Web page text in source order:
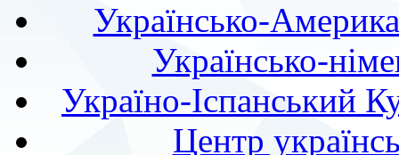
Українсько-
Українсько-
Україно-Іспанський
Центр